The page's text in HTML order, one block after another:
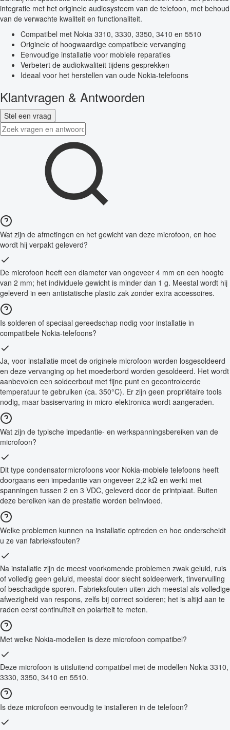
integratie met het originele audiosysteem van de telefoon, met behoud
van de verwachte kwaliteit en functionaliteit.
Compatibel met Nokia 3310, 3330, 3350, 3410 en 5510
Originele of hoogwaardige compatibele vervanging
Eenvoudige installatie voor mobiele reparaties
Verbetert de audiokwaliteit tijdens gesprekken
Ideaal voor het herstellen van oude Nokia-telefoons
Klantvragen & Antwoorden
Stel een vraag
Wat zijn de afmetingen en het gewicht van deze microfoon, en hoe
wordt hij verpakt geleverd?
De microfoon heeft een diameter van ongeveer 4 mm en een hoogte
van 2 mm; het individuele gewicht is minder dan 1 g. Meestal wordt hij
geleverd in een antistatische plastic zak zonder extra accessoires.
Is solderen of speciaal gereedschap nodig voor installatie in
compatibele Nokia-telefoons?
Ja, voor installatie moet de originele microfoon worden losgesoldeerd
en deze vervanging op het moederbord worden gesoldeerd. Het wordt
aanbevolen een soldeerbout met fijne punt en gecontroleerde
temperatuur te gebruiken (ca. 350°C). Er zijn geen propriëtaire tools
nodig, maar basiservaring in micro-elektronica wordt aangeraden.
Wat zijn de typische impedantie- en werkspanningsbereiken van de
microfoon?
Dit type condensatormicrofoons voor Nokia-mobiele telefoons heeft
doorgaans een impedantie van ongeveer 2,2 kΩ en werkt met
spanningen tussen 2 en 3 VDC, geleverd door de printplaat. Buiten
deze bereiken kan de prestatie worden beïnvloed.
Welke problemen kunnen na installatie optreden en hoe onderscheidt
u ze van fabrieksfouten?
Na installatie zijn de meest voorkomende problemen zwak geluid, ruis
of volledig geen geluid, meestal door slecht soldeerwerk, tinvervuiling
of beschadigde sporen. Fabrieksfouten uiten zich meestal als volledige
afwezigheid van respons, zelfs bij correct solderen; het is altijd aan te
raden eerst continuïteit en polariteit te meten.
Met welke Nokia-modellen is deze microfoon compatibel?
Deze microfoon is uitsluitend compatibel met de modellen Nokia 3310,
3330, 3350, 3410 en 5510.
Is deze microfoon eenvoudig te installeren in de telefoon?